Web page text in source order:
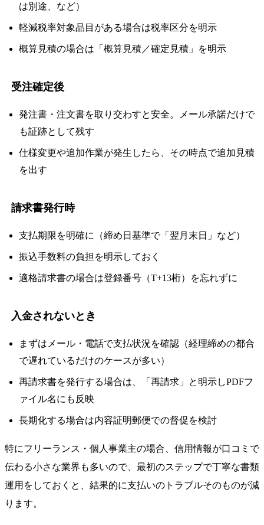
は別途、など）
軽減税率対象品目がある場合は税率区分を明示
概算見積の場合は「概算見積／確定見積」を明示
受注確定後
発注書・注文書を取り交わすと安全。メール承諾だけで
も証跡として残す
仕様変更や追加作業が発生したら、その時点で追加見積
を出す
請求書発行時
支払期限を明確に（締め日基準で「翌月末日」など）
振込手数料の負担を明示しておく
適格請求書の場合は登録番号（T+13桁）を忘れずに
入金されないとき
まずはメール・電話で支払状況を確認（経理締めの都合
で遅れているだけのケースが多い）
再請求書を発行する場合は、「再請求」と明示しPDFフ
ァイル名にも反映
長期化する場合は内容証明郵便での督促を検討
特にフリーランス・個人事業主の場合、信用情報が口コミで
伝わる小さな業界も多いので、最初のステップで丁寧な書類
運用をしておくと、結果的に支払いのトラブルそのものが減
ります。